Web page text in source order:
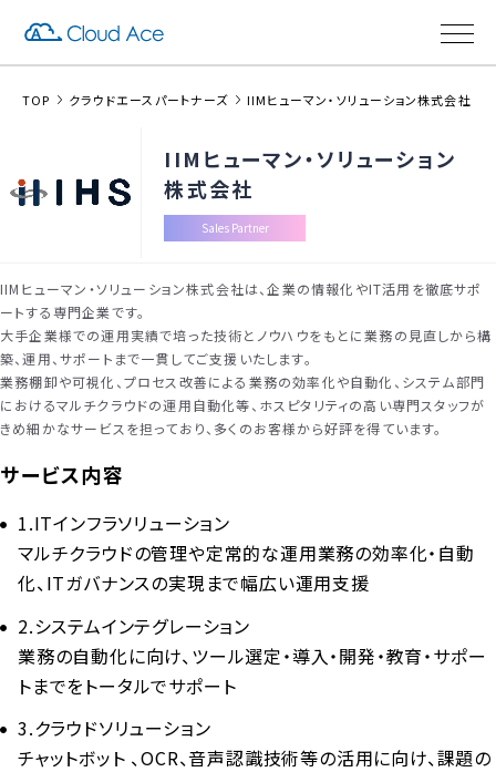
TOP クラウドエースパートナーズ IIMヒューマン・ソリューション株式会社
IIMヒューマン・ソリューション
株式会社
Sales Partner
IIMヒューマン・ソリューション株式会社は、企業の情報化やIT活用を徹底サポ
ートする専門企業です。
大手企業様での運用実績で培った技術とノウハウをもとに業務の見直しから構
築、運用、サポートまで一貫してご支援いたします。
業務棚卸や可視化、プロセス改善による業務の効率化や自動化、システム部門
におけるマルチクラウドの運用自動化等、ホスピタリティの高い専門スタッフが
きめ細かなサービスを担っており、多くのお客様から好評を得ています。
サービス内容
1.ITインフラソリューション
マルチクラウドの管理や定常的な運用業務の効率化・自動
化、ITガバナンスの実現まで幅広い運用支援
2.システムインテグレーション
業務の自動化に向け、ツール選定・導入・開発・教育・サポー
トまでをトータルでサポート
3.クラウドソリューション
チャットボット 、OCR、音声認識技術等の活用に向け、課題の